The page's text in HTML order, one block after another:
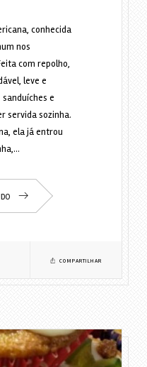
conhecida
nos
com repolho,
leve e
e
servida sozinha.
ela já entrou
COMPARTILHAR